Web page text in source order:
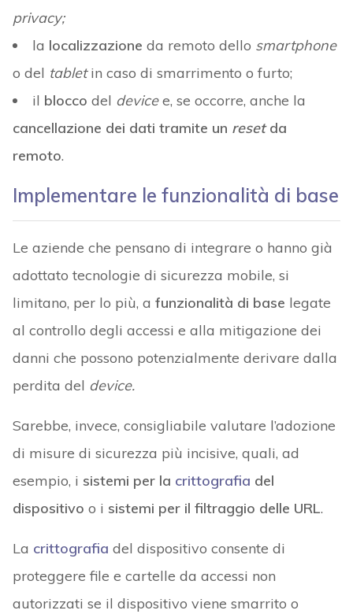
privacy;
la localizzazione da remoto dello smartphone
o del tabletin caso di smarrimento o furto;
il blocco del devicee, se occorre, anche la
cancellazione dei dati tramite un resetda
remoto.
Implementare le funzionalità di base
Le aziende che pensano di integrare o hanno già
adottato tecnologie di sicurezza mobile, si
limitano, per lo più, a funzionalità di base legate
al controllo degli accessi e alla mitigazione dei
danni che possono potenzialmente derivare dalla
perdita del device.
Sarebbe, invece, consigliabile valutare l’adozione
di misure di sicurezza più incisive, quali, ad
esempio, i sistemi per la crittografia del
dispositivo o i sistemi per il filtraggio delle URL.
La crittografia del dispositivo consente di
proteggere file e cartelle da accessi non
autorizzati se il dispositivo viene smarrito o